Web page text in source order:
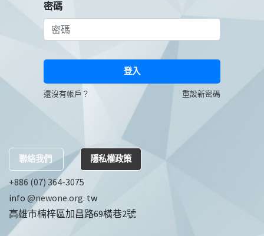
密碼
登入
還沒有帳戶？ 重設新密碼
聯絡我們 隱私權政策
+886 (07) 364-3075
info @newone.org. tw
高雄市楠梓區加昌路69橫巷2號